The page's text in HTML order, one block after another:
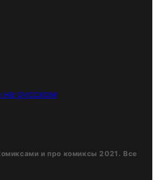
русском
и про комиксы 2021. Все